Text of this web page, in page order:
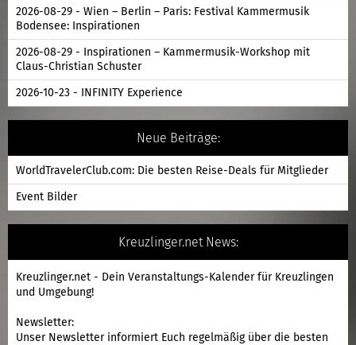
2026-08-29 - Wien – Berlin – Paris: Festival Kammermusik
Bodensee: Inspirationen
2026-08-29 - Inspirationen – Kammermusik-Workshop mit
Claus-Christian Schuster
2026-10-23 - INFINITY Experience
Neue Beiträge:
WorldTravelerClub.com: Die besten Reise-Deals für Mitglieder
Event Bilder
Kreuzlinger.net News:
Kreuzlinger.net - Dein Veranstaltungs-Kalender für Kreuzlingen
und Umgebung!
Newsletter:
Unser Newsletter informiert Euch regelmäßig über die besten